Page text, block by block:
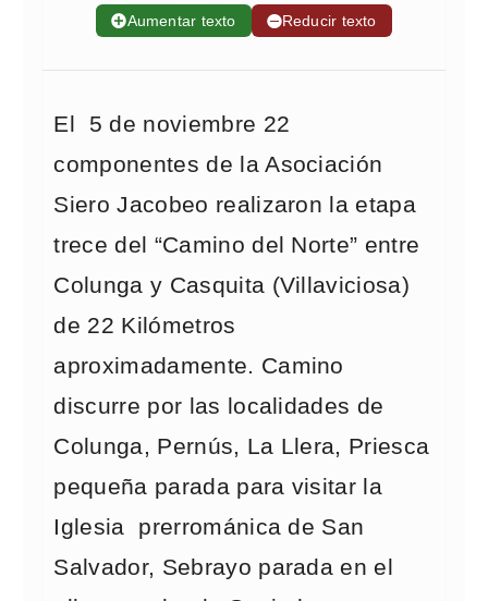
➕Aumentar texto ➖Reducir texto
El 5 de noviembre 22
componentes de la Asociación
Siero Jacobeo realizaron la etapa
trece del “Camino del Norte” entre
Colunga y Casquita (Villaviciosa)
de 22 Kilómetros
aproximadamente. Camino
discurre por las localidades de
Colunga, Pernús, La Llera, Priesca
pequeña parada para visitar la
Iglesia prerrománica de San
Salvador, Sebrayo parada en el